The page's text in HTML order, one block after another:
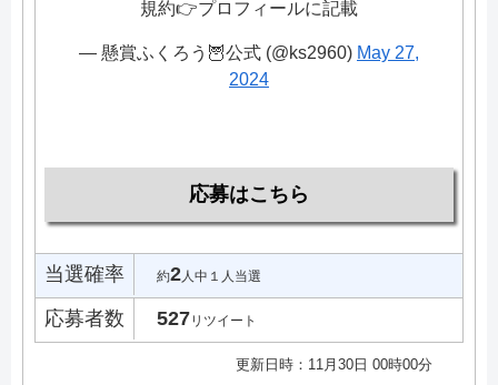
規約👉プロフィールに記載
— 懸賞ふくろう🦉公式 (@ks2960) May 27,
2024
応募はこちら
当選確率 約2人中１人当選
応募者数 527リツイート
更新日時：11月30日 00時00分